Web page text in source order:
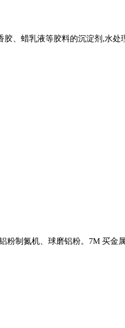
、蜡乳液等胶料的沉淀剂,水处
制氮机、球磨铝粉。7M 买金